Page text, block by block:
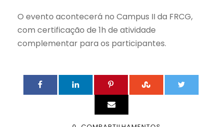
O evento acontecerá no Campus II da FRCG,
com certificação de 1h de atividade
complementar para os participantes.